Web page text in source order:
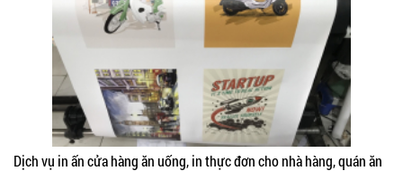
Dịch vụ in ấn cửa hàng ăn uống, in thực đơn cho nhà hàng, quán ăn